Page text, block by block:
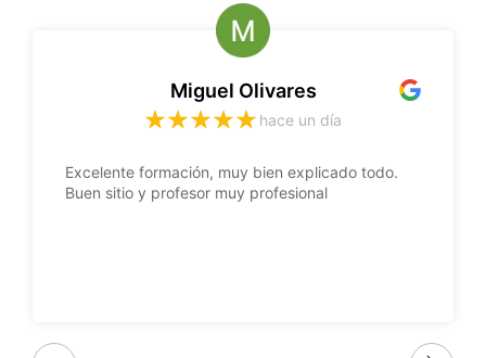
Miguel Olivares
hace un día
Excelente formación, muy bien explicado todo.
Buen sitio y profesor muy profesional